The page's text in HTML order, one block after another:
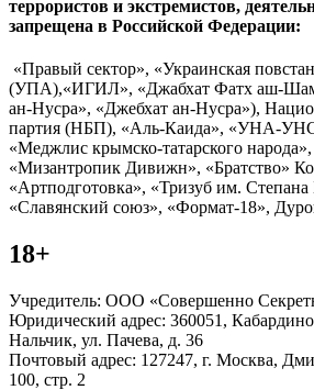
террористов и экстремистов,
запрещена в Российской Федерации:
«Правый сектор», «Украинская
(УПА),«ИГИЛ», «Джабхат Фатх аш-
ан-Нусра», «Джебхат ан-Нусра»),
партия (НБП), «Аль-Каида», «УНА-
«Меджлис крымско-татарского
«Мизантропик Дивижн», «Братство»
«Артподготовка», «Тризуб им.
«Славянский союз», «Формат-18»,
18+
Учредитель: ООО «Совершенно
Юридический адрес: 360051,
Нальчик, ул. Пачева, д. 36
Почтовый адрес: 127247, г. Москва,
100, стр. 2